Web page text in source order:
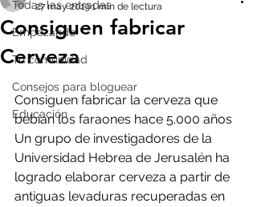
Todas las entradas
Empezando
Tu comunidad
Consejos para bloguear
Educación
Consiguen fabricar
Cerveza
27 may 20191 min de lectura
Consiguen fabricar la cerveza que
bebían los faraones hace 5.000 años
Un grupo de investigadores de la
Universidad Hebrea de Jerusalén ha
logrado elaborar cerveza a partir de
antiguas levaduras recuperadas en